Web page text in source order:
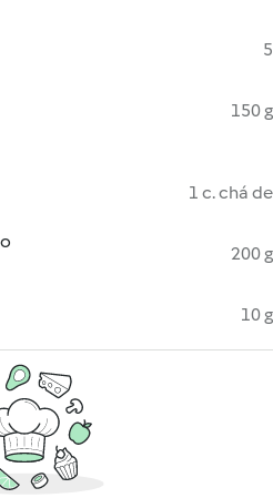
5
150 g
1 c. chá de
200 g
10 g